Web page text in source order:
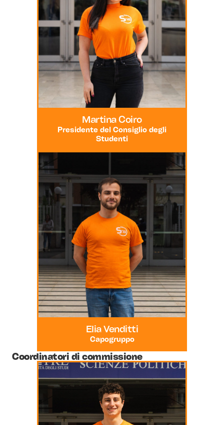
Martina Coiro
Presidente del Consiglio degli
Studenti
Elia Venditti
Capogruppo
Coordinatori di commissione